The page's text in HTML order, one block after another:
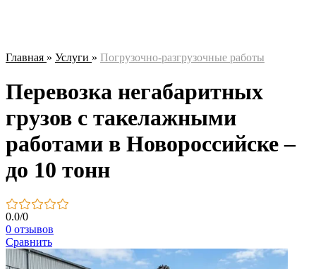
Главная » Услуги » Погрузочно-разгрузочные работы
Перевозка негабаритных
грузов с такелажными
работами в Новороссийске –
до 10 тонн
0.0/0
0 отзывов
Сравнить